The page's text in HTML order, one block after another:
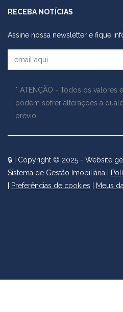
RECEBA NOTÍCIAS
Assine nossa newsletter e fique
Seu Email
* ATENÇÃO - Todos os valores
podem sofrer alterações a
prévio.
🔒 | Copyright © 2025 - Website
Sistema de Gestão Imobiliária
Preferências de cookies Meus